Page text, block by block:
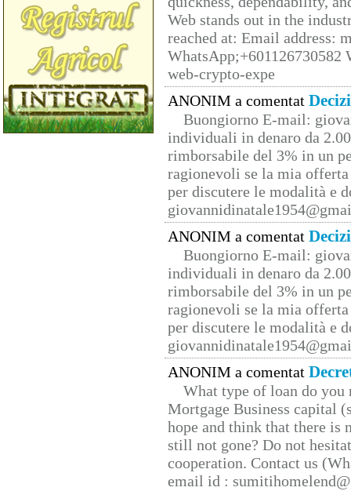
Web stands out in the
reached at: Email address:
web-crypto-expe
ANONIM a comentat
Buongiorno E-mail:
individuali in denaro da
rimborsabile del 3% in un
ragionevoli se la mia
per discutere le modalità e
ANONIM a comentat
Buongiorno E-mail:
individuali in denaro da
rimborsabile del 3% in un
ragionevoli se la mia
per discutere le modalità e
ANONIM a comentat
What type of loan do you
Mortgage Business capital
hope and think that there is
still not gone? Do not
cooperation. Contact us
email id :